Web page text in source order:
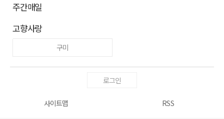
주간매일
고향사랑
구미
로그인
사이트맵 RSS